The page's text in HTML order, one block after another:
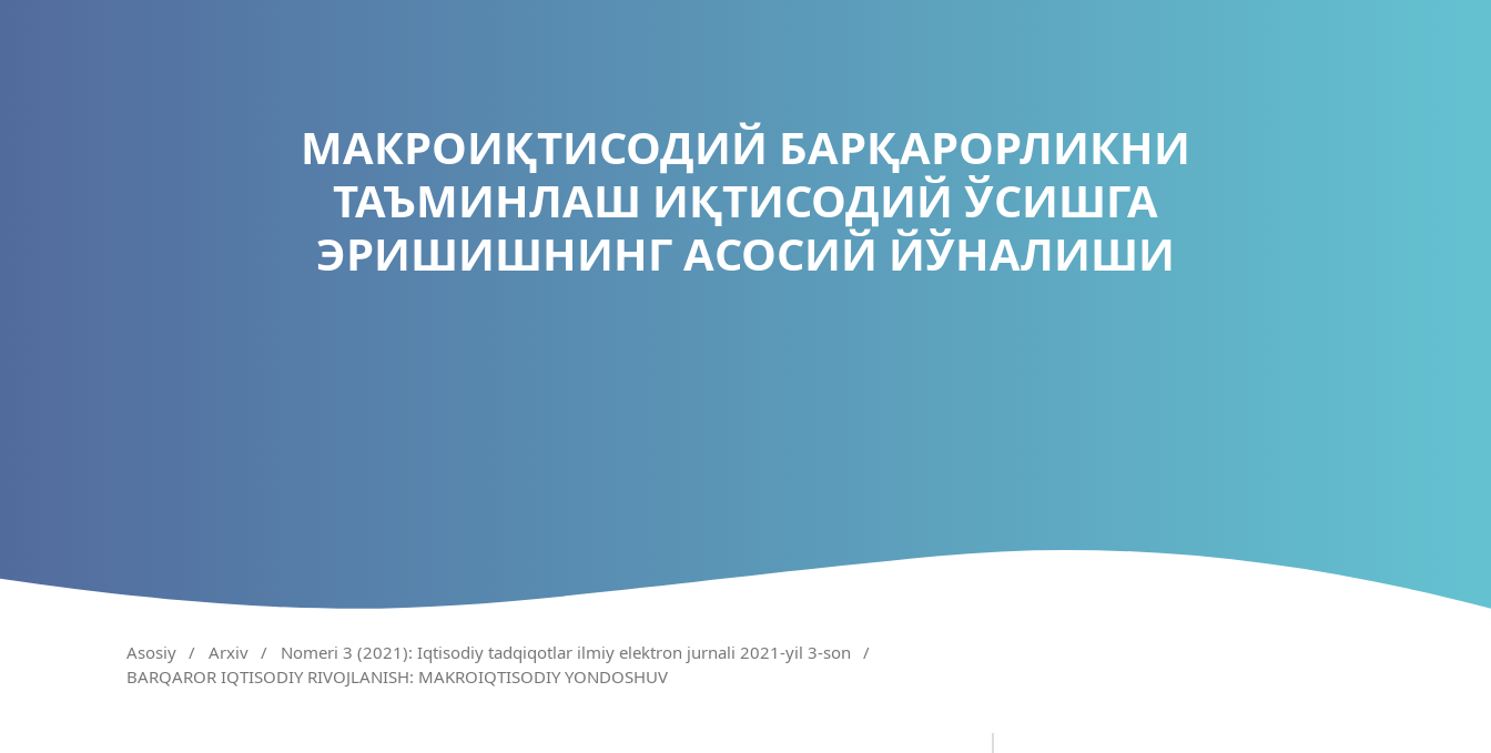
МАКРОИҚТИСОДИЙ БАРҚАРОРЛИКНИ
ТАЪМИНЛАШ ИҚТИСОДИЙ ЎСИШГА
ЭРИШИШНИНГ АСОСИЙ ЙЎНАЛИШИ
Asosiy / Arxiv / Nomeri 3 (2021): Iqtisodiy tadqiqotlar ilmiy elektron jurnali 2021-yil 3-son
/
BARQAROR IQTISODIY RIVOJLANISH: MAKROIQTISODIY YONDOSHUV